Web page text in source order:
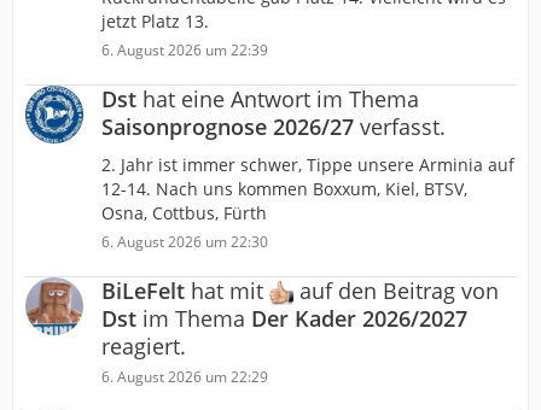
jetzt Platz 13.
6. August 2026 um 22:39
Dst hat eine Antwort im Thema
Saisonprognose 2026/27 verfasst.
2. Jahr ist immer schwer, Tippe unsere Arminia auf
12-14. Nach uns kommen Boxxum, Kiel, BTSV,
Osna, Cottbus, Fürth
6. August 2026 um 22:30
BiLeFelt hat mit
auf den Beitrag von
Dst im Thema Der Kader 2026/2027
reagiert.
6. August 2026 um 22:29